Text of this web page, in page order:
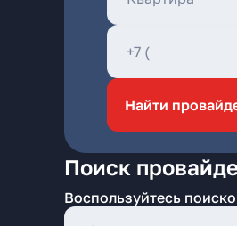
Найти
Поиск
Воспользуйтесь